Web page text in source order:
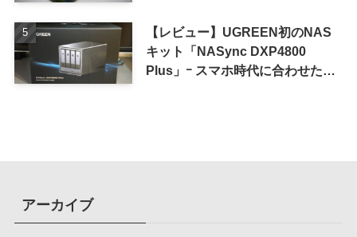
【レビュー】UGREEN初のNAS
キット「NASync DXP4800
Plus」ｰ スマホ時代に合わせた設
アーカイブ